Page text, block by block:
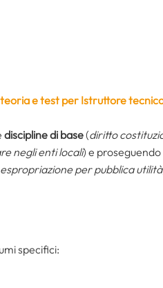
e test per Istruttore
discipline di base(diritto
negli enti locali) e
per pubblica
specifici: